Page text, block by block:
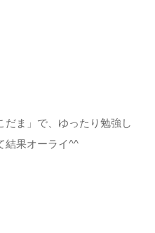
だま」で、ゆったり勉強し
結果オーライ^^